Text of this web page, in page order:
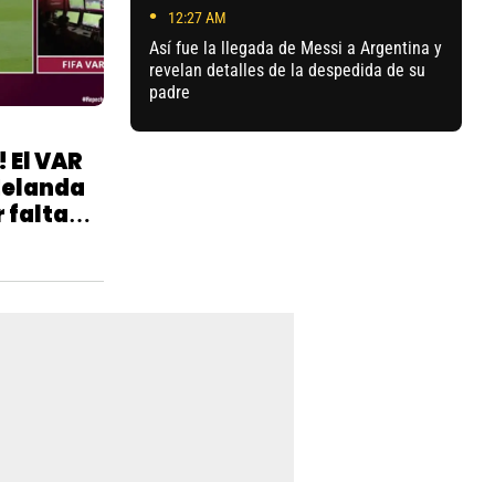
VAR
falta
12:27 AM
Así fue la llegada de Messi a Argentina y
revelan detalles de la despedida de su
padre